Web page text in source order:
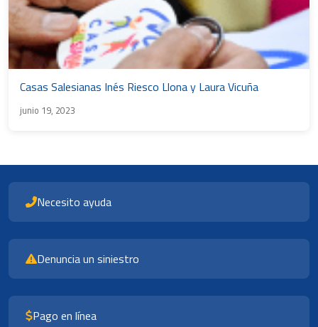
Casas Salesianas Inés Riesco Llona y Laura Vicuña
junio 19, 2023
Necesito ayuda
Denuncia un siniestro
Pago en línea